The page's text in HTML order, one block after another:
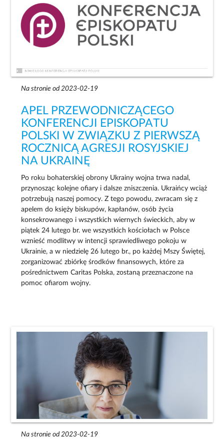
Na stronie od 2023-02-19
APEL PRZEWODNICZĄCEGO
KONFERENCJI EPISKOPATU
POLSKI W ZWIĄZKU Z PIERWSZĄ
ROCZNICĄ AGRESJI ROSYJSKIEJ
NA UKRAINĘ
Po roku bohaterskiej obrony Ukrainy wojna trwa nadal,
przynosząc kolejne ofiary i dalsze zniszczenia. Ukraińcy wciąż
potrzebują naszej pomocy. Z tego powodu, zwracam się z
apelem do księży biskupów, kapłanów, osób życia
konsekrowanego i wszystkich wiernych świeckich, aby w
piątek 24 lutego br. we wszystkich kościołach w Polsce
wznieść modlitwy w intencji sprawiedliwego pokoju w
Ukrainie, a w niedzielę 26 lutego br., po każdej Mszy Świętej,
zorganizować zbiórkę środków finansowych, które za
pośrednictwem Caritas Polska, zostaną przeznaczone na
pomoc ofiarom wojny.
Na stronie od 2023-02-19